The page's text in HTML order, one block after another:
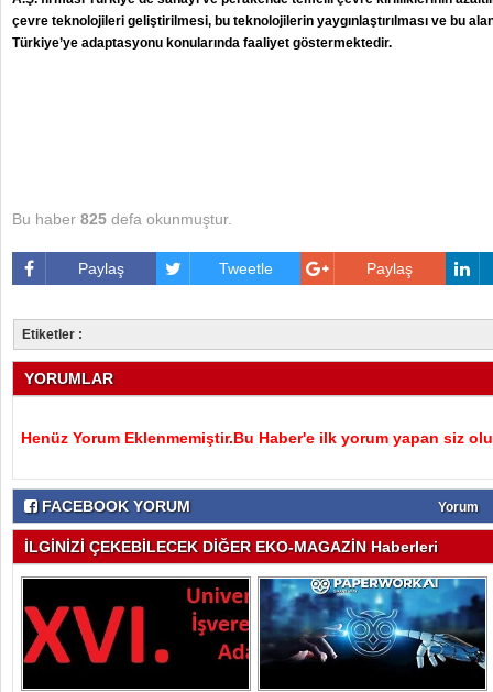
çevre teknolojileri geliştirilmesi, bu teknolojilerin yaygınlaştırılması ve bu
Türkiye’ye adaptasyonu konularında faaliyet göstermektedir.
Bu haber 825 defa okunmuştur.
Paylaş Tweetle Paylaş
Etiketler :
YORUMLAR
Henüz Yorum Eklenmemiştir.Bu Haber'e ilk yorum yapan siz
FACEBOOK YORUM Yorum
İLGİNİZİ ÇEKEBİLECEK DİĞER EKO-MAGAZİN Haberleri